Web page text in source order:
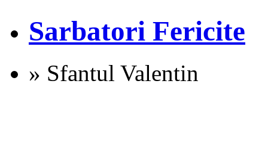
Sarbatori Fericite
» Sfantul Valentin